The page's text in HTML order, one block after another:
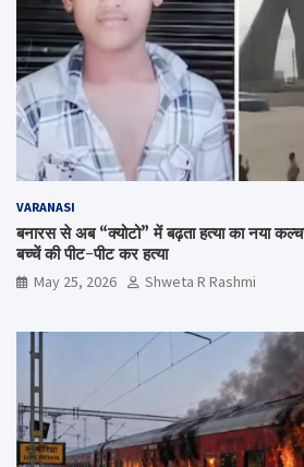
VARANASI
बनारस से अब “क्योटो” में बढ़ता हत्या का नया
बच्चें की पीट-पीट कर हत्या
May 25, 2026 Shweta R Rashmi